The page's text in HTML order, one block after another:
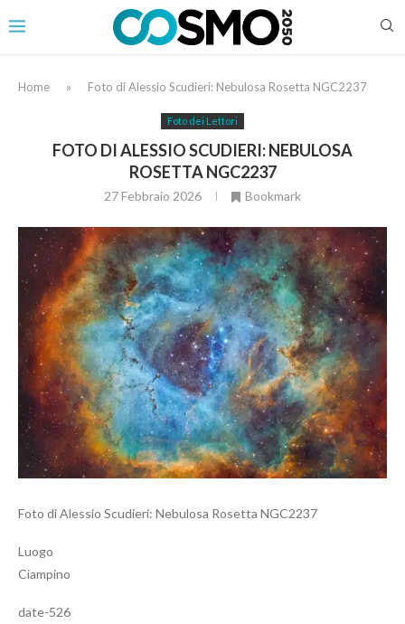
Home » Foto di Alessio Scudieri: Nebulosa Rosetta NGC2237
Foto dei Lettori
FOTO DI ALESSIO SCUDIERI: NEBULOSA
ROSETTA NGC2237
27 Febbraio 2026 Bookmark
Foto di Alessio Scudieri: Nebulosa Rosetta NGC2237
Luogo
Ciampino
date-526